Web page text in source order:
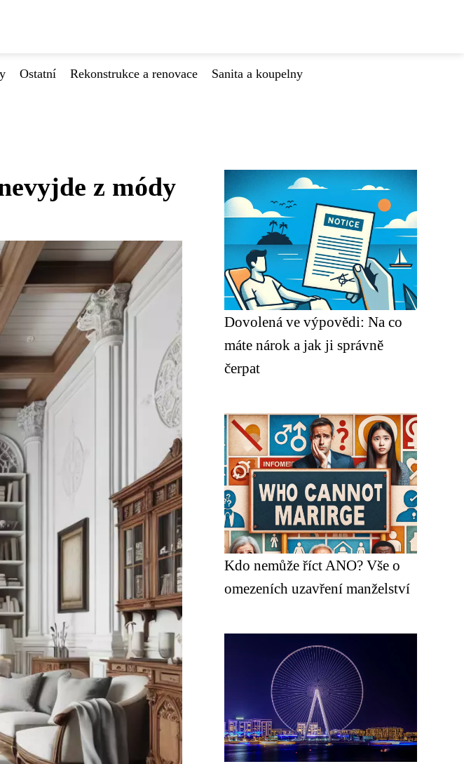
Ostatní Rekonstrukce a renovace
Sanita a koupelny
z módy
Dovolená ve výpovědi: Na co
máte nárok a jak ji správně
čerpat
Kdo nemůže říct ANO? Vše o
omezeních uzavření manželství